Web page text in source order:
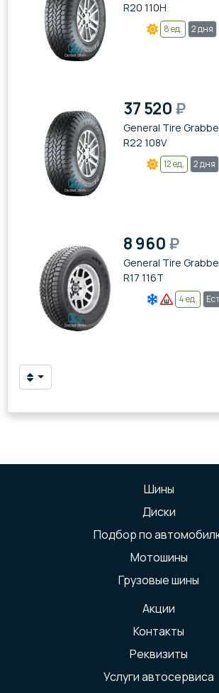
R20 110H
8 ед. 2 дня
37 520₽
General Tire
R22 108V
12 ед. 2 дня
8 960₽
General Tire
R17 116T
4 ед.
Шины
Диски
Подбор по
Мотошины
Грузовые шины
Акции
Контакты
Реквизиты
Услуги автосервиса